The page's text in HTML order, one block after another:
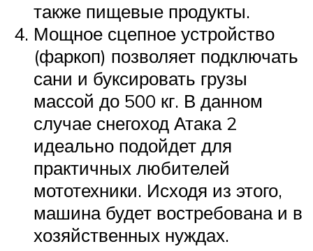
также пищевые продукты.
Мощное сцепное устройство
(фаркоп) позволяет подключать
сани и буксировать грузы
массой до 500 кг. В данном
случае снегоход Атака 2
идеально подойдет для
практичных любителей
мототехники. Исходя из этого,
машина будет востребована и в
хозяйственных нуждах.